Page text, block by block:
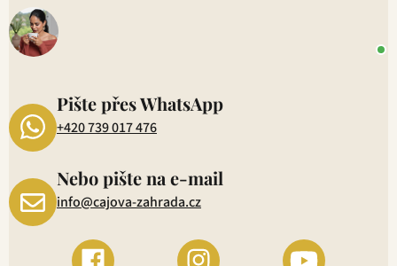
Pište přes WhatsApp
+420 739 017 476
Nebo pište na e-mail
info@cajova-zahrada.cz